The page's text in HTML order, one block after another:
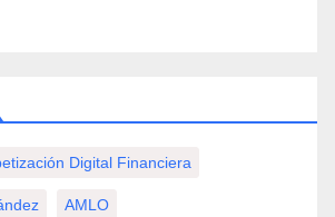
Digital Financiera
AMLO